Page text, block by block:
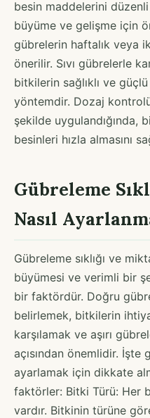
besin maddelerini
büyüme ve gelişme için
gübrelerin haftalık veya
önerilir. Sıvı gübrelerle
bitkilerin sağlıklı ve
yöntemdir. Dozaj
şekilde uygulandığında,
besinleri hızla almasını
Gübreleme
Nasıl
Gübreleme sıklığı ve
büyümesi ve verimli bir
bir faktördür. Doğru
belirlemek, bitkilerin
karşılamak ve aşırı
açısından önemlidir. İşte
ayarlamak için dikkate
faktörler: Bitki Türü: Her
vardır. Bitkinin türüne